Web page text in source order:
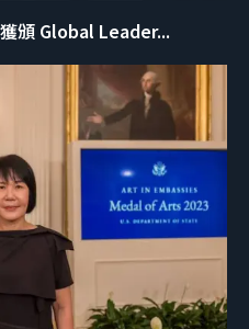
頒 Global Leader...